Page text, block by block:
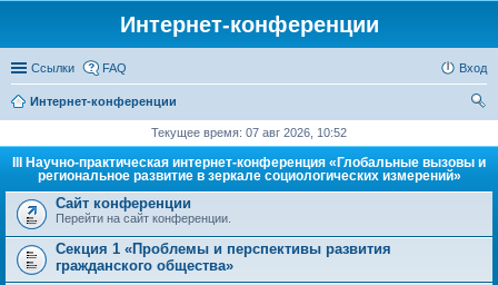
Интернет-конференции
Ссылки FAQ Вход
Интернет-конференции
Текущее время: 07 авг 2026, 10:52
III Научно-практическая интернет-конференция «Глобальные вызовы и
региональное развитие в зеркале социологических измерений»
Сайт конференции
Перейти на сайт конференции.
Секция 1 «Проблемы и перспективы развития
гражданского общества»